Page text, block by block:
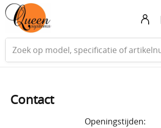
Contact
Openingstijden: